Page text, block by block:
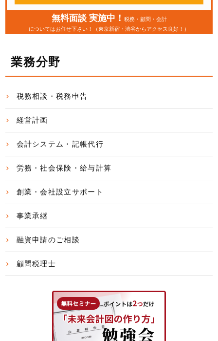
無料面談 実施中！ 税務・顧問・会計
についてはお任せ下さい！（東京新宿・渋谷からアクセス良好！）
業務分野
税務相談・税務申告
経営計画
会計システム・記帳代行
労務・社会保険・給与計算
創業・会社設立サポート
事業承継
融資申請のご相談
顧問税理士